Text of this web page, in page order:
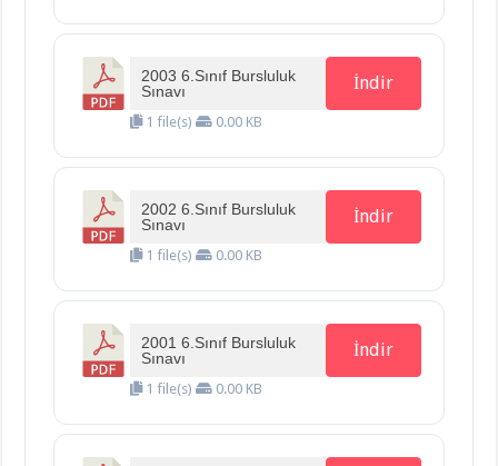
2003 6.Sınıf Bursluluk
Sınavı
1 file(s) 0.00 KB
İndir
2002 6.Sınıf Bursluluk
Sınavı
1 file(s) 0.00 KB
İndir
2001 6.Sınıf Bursluluk
Sınavı
1 file(s) 0.00 KB
İndir